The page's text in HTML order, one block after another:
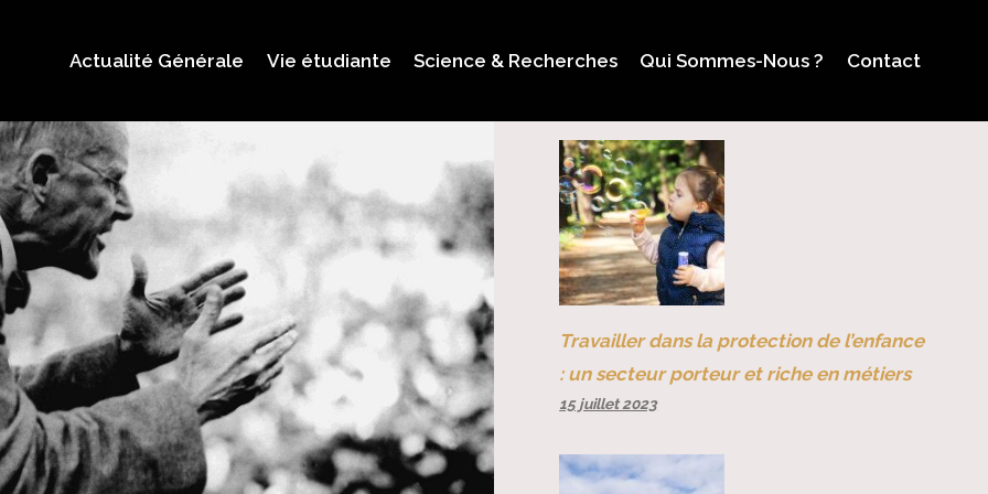
Actualité Générale Vie étudiante Science & Recherches Qui Sommes-Nous ? Contact
Travailler dans la protection de l’enfance
: un secteur porteur et riche en métiers
15 juillet 2023